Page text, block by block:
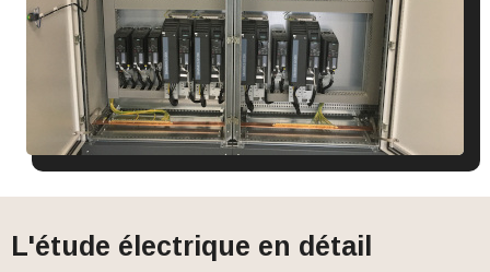
L'étude électrique en détail